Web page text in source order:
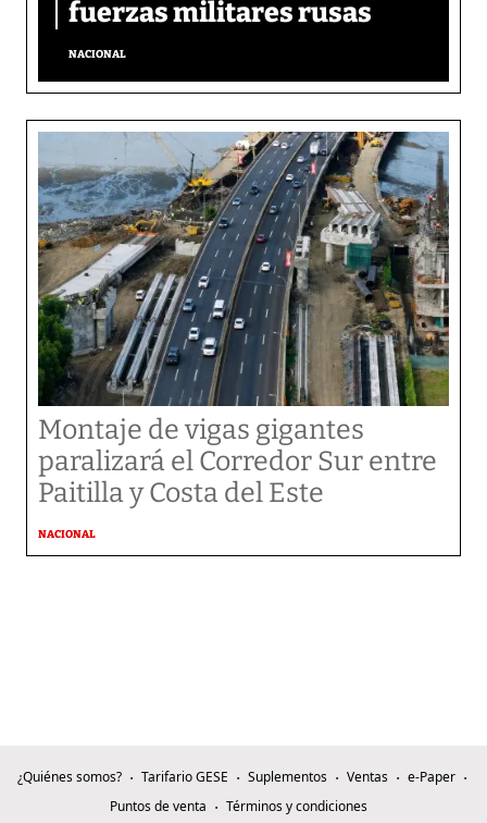
fuerzas militares rusas
NACIONAL
Montaje de vigas gigantes
paralizará el Corredor Sur entre
Paitilla y Costa del Este
NACIONAL
¿Quiénes somos? Tarifario GESE Suplementos Ventas
e-Paper
Puntos de venta
Términos y condiciones